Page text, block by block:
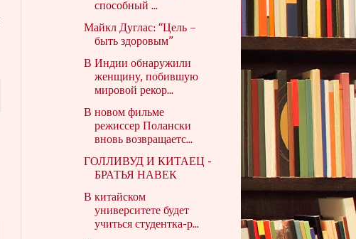
способный ...
Майкл Дуглас: “Цель –
быть здоровым”
В Индии обнаружили
женщину, побившую
мировой рекор...
В новом фильме
режиссер Полански
вновь возвращаетс...
ГОЛЛИВУД И КИТАЕЦ -
БРАТЬЯ НАВЕК
В китайском
университете будет
учиться студентка-р...